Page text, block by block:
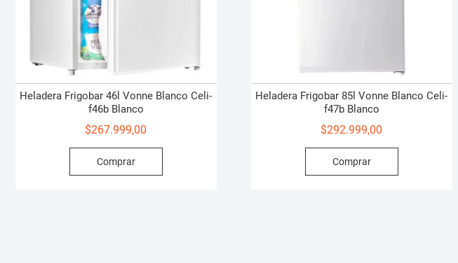
Heladera Frigobar 46l Vonne Blanco Celi-
f46b Blanco
$267.999,00
Comprar
Heladera Frigobar 85l Vonne Blanco Celi-
f47b Blanco
$292.999,00
Comprar